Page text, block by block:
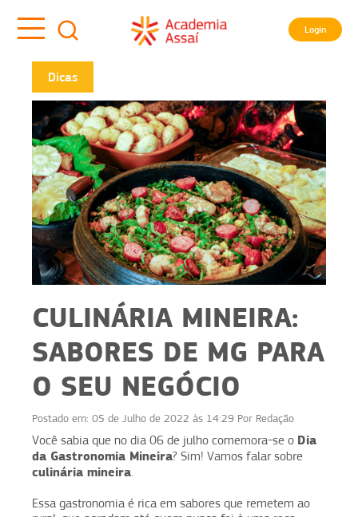
Login
Dicas
CULINÁRIA MINEIRA:
SABORES DE MG PARA
O SEU NEGÓCIO
Postado em: 05 de Julho de 2022 às 14:29 Por Redação
Você sabia que no dia 06 de julho comemora-se o Dia
da Gastronomia Mineira? Sim! Vamos falar sobre
culinária mineira.
Essa gastronomia é rica em sabores que remetem ao